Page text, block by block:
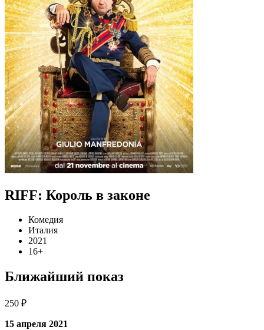
RIFF: Король в законе
Комедия
Италия
2021
16+
Ближайший показ
250 ₽
15 апреля 2021